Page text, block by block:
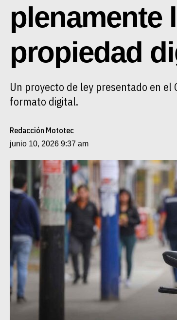
plenamente
propiedad
Un proyecto de ley presentado en el
formato digital.
junio 10, 2026 9:37 am
Redacción Mototec